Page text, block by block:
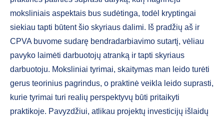
moksliniais aspektais bus sudėtinga, todėl kryptingai
siekiau tapti būtent šio skyriaus dalimi. Iš pradžių aš ir
CPVA buvome sudarę bendradarbiavimo sutartį, vėliau
pavyko laimėti darbuotojų atranką ir tapti skyriaus
darbuotoju. Moksliniai tyrimai, skaitymas man leido turėti
gerus teorinius pagrindus, o praktinė veikla leido suprasti,
kurie tyrimai turi realių perspektyvų būti pritaikyti
praktikoje. Pavyzdžiui, atlikau projektų investicijų išlaidų